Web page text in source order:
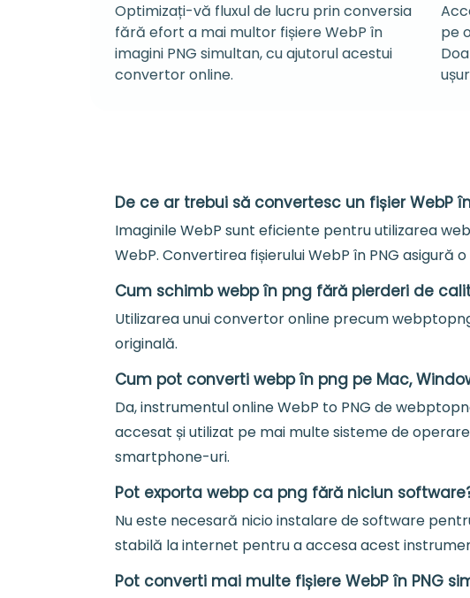
Optimizați-vă fluxul de lucru prin conversia
fără efort a mai multor fișiere WebP în
imagini PNG simultan, cu ajutorul acestui
convertor online.
pe
De ce ar trebui să convertesc un fișier WebP
Imaginile WebP sunt eficiente pentru utilizarea
WebP. Convertirea fișierului WebP în PNG
Cum schimb webp în png fără pierderi de
Utilizarea unui convertor online precum
originală.
Cum pot converti webp în png pe Mac,
Da, instrumentul online WebP to PNG de
accesat și utilizat pe mai multe sisteme de
smartphone-uri.
Pot exporta webp ca png fără niciun
Nu este necesară nicio instalare de software
stabilă la internet pentru a accesa acest
Pot converti mai multe fișiere WebP în PNG